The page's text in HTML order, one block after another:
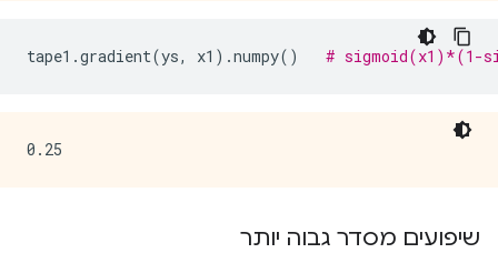
tape1 .gradient(ys, x1 ).numpy() # sigmoid(x1)*(1-
שיפועים מסדר גבוה יותר